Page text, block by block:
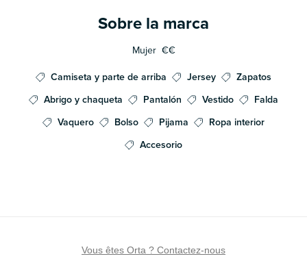
Sobre la marca
Mujer €€
Camiseta y parte de arriba Jersey
Zapatos
Abrigo y chaqueta
Pantalón Vestido
Falda
Vaquero
Bolso Pijama
Ropa interior
Accesorio
Vous êtes Orta ? Contactez-nous